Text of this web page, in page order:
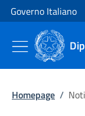
Vai al contenuto
Vai alla navigazione
Governo Italiano
Homepage /